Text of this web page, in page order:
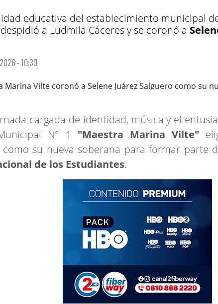
educativa del establecimiento municipal
a Ludmila Cáceres y se coronó a
2026 - 10:30
cargada de identidad, música y el
N° 1 "Maestra Marina Vilte"
como su nueva soberana para formar parte
de los Estudiantes.